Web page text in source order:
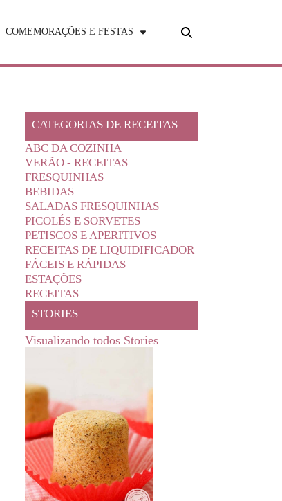
COMEMORAÇÕES E FESTAS
CATEGORIAS DE RECEITAS
ABC DA COZINHA
VERÃO - RECEITAS
FRESQUINHAS
BEBIDAS
SALADAS FRESQUINHAS
PICOLÉS E SORVETES
PETISCOS E APERITIVOS
RECEITAS DE LIQUIDIFICADOR
FÁCEIS E RÁPIDAS
ESTAÇÕES
RECEITAS
STORIES
Visualizando todos Stories